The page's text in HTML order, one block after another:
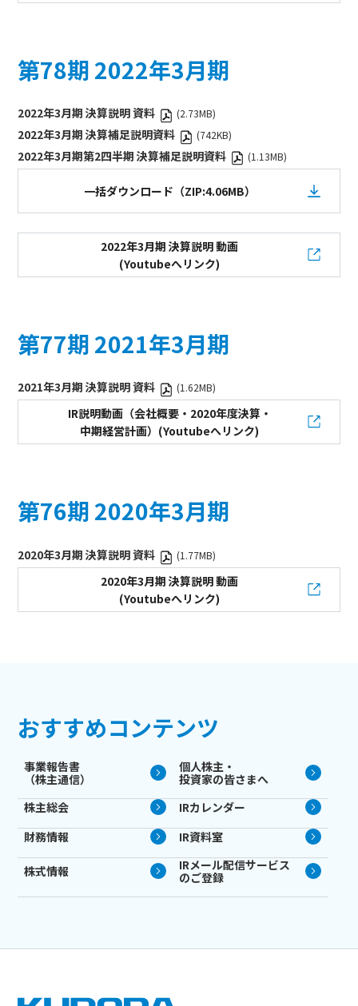
第78期 2022年3月期
2022年3月期 決算説明 資料 (2.73MB)
2022年3月期 決算補足説明資料 (742KB)
2022年3月期第2四半期 決算補足説明資料 (1.13MB)
一括ダウンロード（ZIP:4.06MB）
2022年3月期 決算説明 動画
(Youtubeへリンク)
第77期 2021年3月期
2021年3月期 決算説明 資料 (1.62MB)
IR説明動画（会社概要・2020年度決算・
中期経営計画）(Youtubeへリンク)
第76期 2020年3月期
2020年3月期 決算説明 資料 (1.77MB)
2020年3月期 決算説明 動画
(Youtubeへリンク)
おすすめコンテンツ
事業報告書
（株主通信）
個人株主・
投資家の皆さまへ
株主総会
IRカレンダー
財務情報
IR資料室
株式情報
IRメール配信サービス
のご登録